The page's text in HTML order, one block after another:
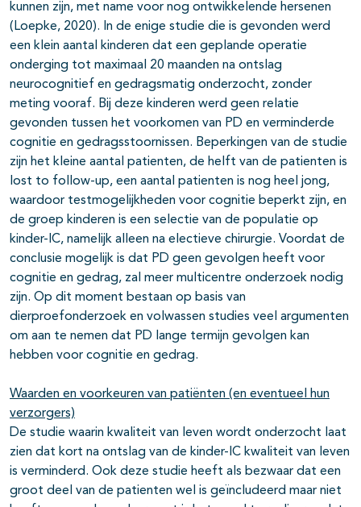
kunnen zijn, met name voor nog ontwikkelende hersenen
(Loepke, 2020). In de enige studie die is gevonden werd
een klein aantal kinderen dat een geplande operatie
onderging tot maximaal 20 maanden na ontslag
neurocognitief en gedragsmatig onderzocht, zonder
meting vooraf. Bij deze kinderen werd geen relatie
gevonden tussen het voorkomen van PD en verminderde
cognitie en gedragsstoornissen. Beperkingen van de studie
zijn het kleine aantal patienten, de helft van de patienten is
lost to follow-up, een aantal patienten is nog heel jong,
waardoor testmogelijkheden voor cognitie beperkt zijn, en
de groep kinderen is een selectie van de populatie op
kinder-IC, namelijk alleen na electieve chirurgie. Voordat de
conclusie mogelijk is dat PD geen gevolgen heeft voor
cognitie en gedrag, zal meer multicentre onderzoek nodig
zijn. Op dit moment bestaan op basis van
dierproefonderzoek en volwassen studies veel argumenten
om aan te nemen dat PD lange termijn gevolgen kan
hebben voor cognitie en gedrag.
Waarden en voorkeuren van patiënten (en eventueel hun
verzorgers)
De studie waarin kwaliteit van leven wordt onderzocht laat
zien dat kort na ontslag van de kinder-IC kwaliteit van leven
is verminderd. Ook deze studie heeft als bezwaar dat een
groot deel van de patienten wel is geïncludeerd maar niet